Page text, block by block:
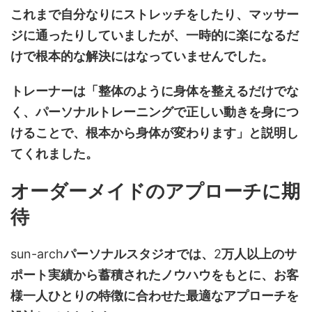
これまで自分なりにストレッチをしたり、マッサー
ジに通ったりしていましたが、一時的に楽になるだ
けで根本的な解決にはなっていませんでした。
トレーナーは「整体のように身体を整えるだけでな
く、パーソナルトレーニングで正しい動きを身につ
けることで、根本から身体が変わります」と説明し
てくれました。
オーダーメイドのアプローチに期
待
sun-archパーソナルスタジオでは、 2万人以上のサ
ポート実績から蓄積されたノウハウをもとに、お客
様一人ひとりの特徴に合わせた最適なアプローチを